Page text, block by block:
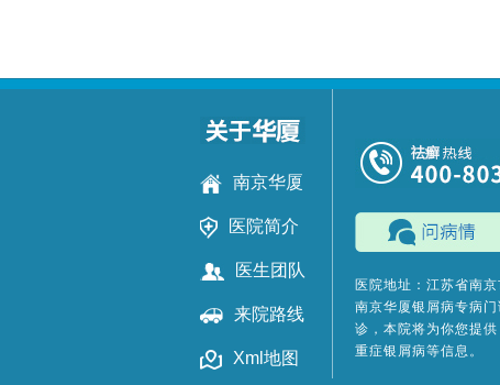
南京华厦
医院简介
医生团队
来院路线
Xml地图
医院地址：江苏省南
南京华厦银屑病专病门
诊，本院将为你您提
重症银屑病等信息。